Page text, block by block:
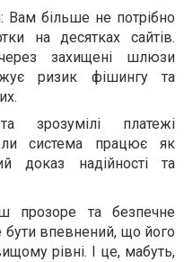
Вам більше не потрібно
на десятках сайтів.
захищені шлюзи
ризик фішингу та
зрозумілі платежі
система працює як
доказ надійності та
прозоре та безпечне
впевнений, що його
рівні. І це, мабуть,